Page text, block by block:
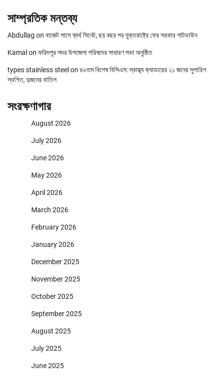
সাম্প্রতিক মন্তব্য
Abdullag on বাজেট পাসে ব্যর্থ সিনেট, ছয় বছর পর যুক্তরাষ্ট্রে ফের সরকার শাটডাউন
Kamal on ফরিদপুর সদর উপজেলা পরিষদের সাধারণ সভা অনুষ্ঠিত
types stainless steel on ৪৮তম বিশেষ বিসিএস: স্বাস্থ্য ক্যাডারের ২১ জনের সুপারিশ
স্থগিত, দুজনের বাতিল
সংরক্ষণাগার
August 2026
July 2026
June 2026
May 2026
April 2026
March 2026
February 2026
January 2026
December 2025
November 2025
October 2025
September 2025
August 2025
July 2025
June 2025